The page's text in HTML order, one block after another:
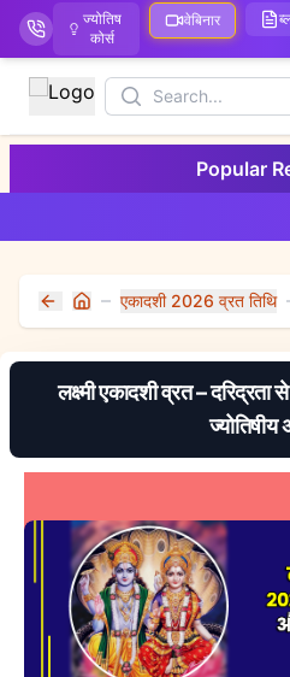
ज्योतिष
कोर्स
वेबिनार
Search
Popular
Home एकादशी 2026 व्रत तिथि
लक्ष्मी एकादशी व्रत –